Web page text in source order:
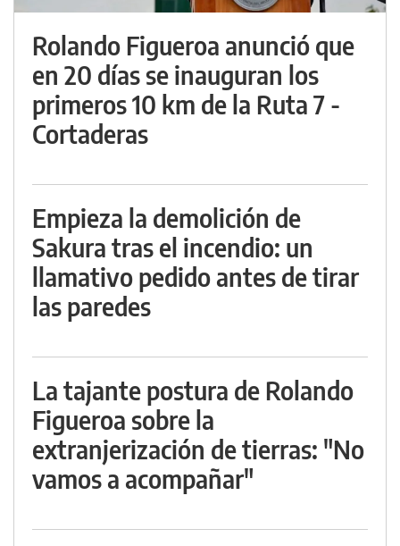
Rolando Figueroa anunció que
en 20 días se inauguran los
primeros 10 km de la Ruta 7 -
Cortaderas
Empieza la demolición de
Sakura tras el incendio: un
llamativo pedido antes de tirar
las paredes
La tajante postura de Rolando
Figueroa sobre la
extranjerización de tierras: "No
vamos a acompañar"